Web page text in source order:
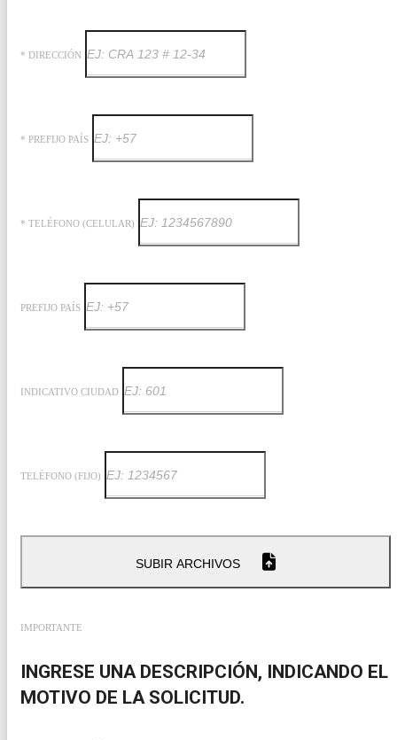
* DIRECCIÓN
* PREFIJO PAÍS
* TELÉFONO (CELULAR)
PREFIJO PAÍS
INDICATIVO CIUDAD
TELÉFONO (FIJO)
SUBIR ARCHIVOS
IMPORTANTE
INGRESE UNA DESCRIPCIÓN, INDICANDO EL
MOTIVO DE LA SOLICITUD.